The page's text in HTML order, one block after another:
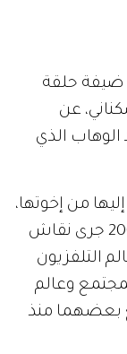
ضيفة حلقة
عن
الذي
من إخوتها،
وبعد دخولها معهد التمثيل في عام 2007 جرى نقاش
التلفزيون
وعالم
بعضهما منذ